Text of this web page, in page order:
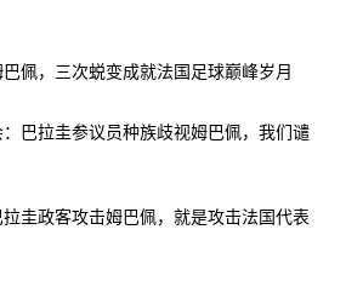
巴佩，三次蜕变成就法国足球巅峰岁月
巴拉圭参议员种族歧视姆巴佩，我们谴
圭政客攻击姆巴佩，就是攻击法国代表